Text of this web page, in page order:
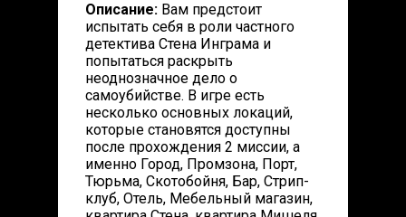
Описание: Вам предстоит
испытать себя в роли частного
детектива Стена Инграма и
попытаться раскрыть
неоднозначное дело о
самоубийстве. В игре есть
несколько основных локаций,
которые становятся доступны
после прохождения 2 миссии, а
именно Город, Промзона, Порт,
Тюрьма, Скотобойня, Бар, Стрип-
клуб, Отель, Мебельный магазин,